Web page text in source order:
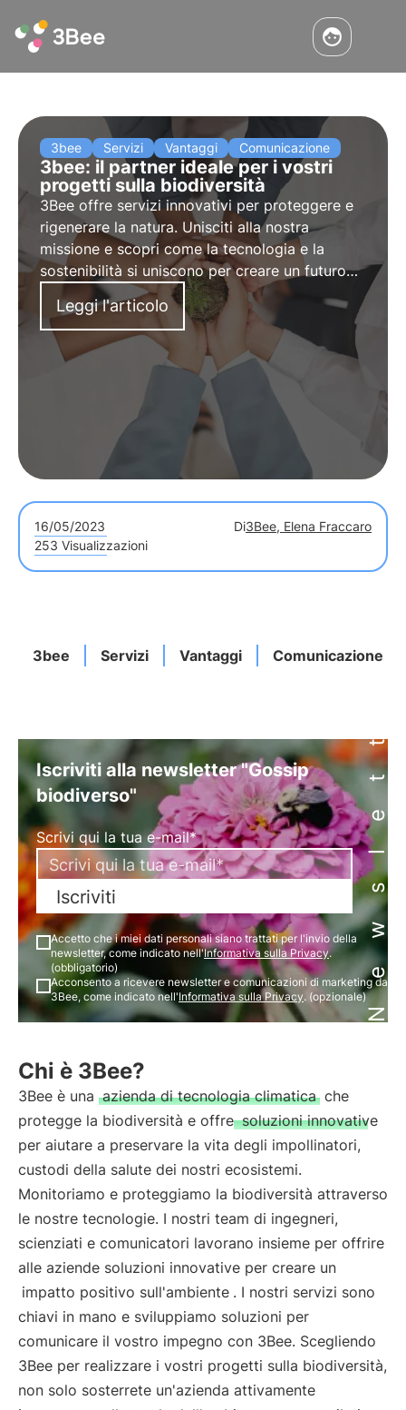
3bee Servizi Vantaggi Comunicazione
3bee: il partner ideale per i vostri
progetti sulla biodiversità
3Bee offre servizi innovativi per proteggere e
rigenerare la natura. Unisciti alla nostra
missione e scopri come la tecnologia e la
sostenibilità si uniscono per creare un futuro
più verde per le aziende e il pianeta.
Leggi l'articolo
16/05/2023 Di3Bee, Elena Fraccaro
253 Visualizzazioni
3bee Servizi Vantaggi Comunicazione
Newsletter
Iscriviti alla newsletter "Gossip
biodiverso"
Scrivi qui la tua e-mail*
Iscriviti
Accetto che i miei dati personali siano trattati per l'invio della
newsletter, come indicato nell'Informativa sulla Privacy.
(obbligatorio)
Acconsento a ricevere newsletter e comunicazioni di marketing da
3Bee, come indicato nell'Informativa sulla Privacy. (opzionale)
Chi è 3Bee?
3Bee è una azienda di tecnologia climatica che
protegge la biodiversità e offre soluzioni innovative
per aiutare a preservare la vita degli impollinatori,
custodi della salute dei nostri ecosistemi.
Monitoriamo e proteggiamo la biodiversità attraverso
le nostre tecnologie. I nostri team di ingegneri,
scienziati e comunicatori lavorano insieme per offrire
alle aziende soluzioni innovative per creare un
impatto positivo sull'ambiente . I nostri servizi sono
chiavi in mano e sviluppiamo soluzioni per
comunicare il vostro impegno con 3Bee. Scegliendo
3Bee per realizzare i vostri progetti sulla biodiversità,
non solo sosterrete un'azienda attivamente